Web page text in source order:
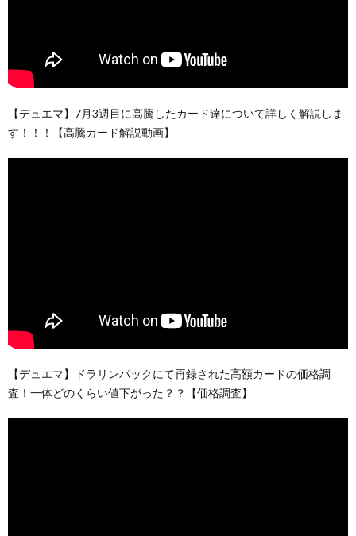
【デュエマ】7月3週目に高騰したカード達について詳しく解説しま
す！！！【高騰カード解説動画】
【デュエマ】ドラリンパックにて再録された高額カードの価格調
査！一体どのくらい値下がった？？【価格調査】